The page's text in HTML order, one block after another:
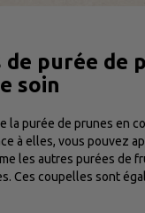
purée de
soin
la purée de prunes en
à elles, vous pouvez
les autres purées de
Ces coupelles sont